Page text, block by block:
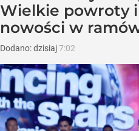
Wielkie powroty
nowości w
Dodano:dzisiaj7:02